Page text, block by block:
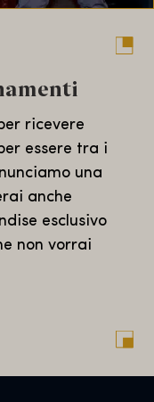
ricevere
essere tra i
una
anche
esclusivo
non vorrai